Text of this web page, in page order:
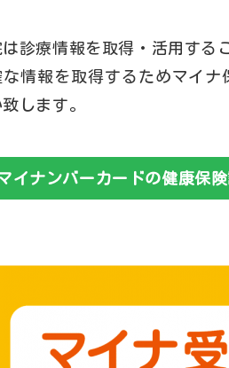
は診療情報を取得・活用する
な情報を取得するためマイ
します。
イナンバーカードの健康保